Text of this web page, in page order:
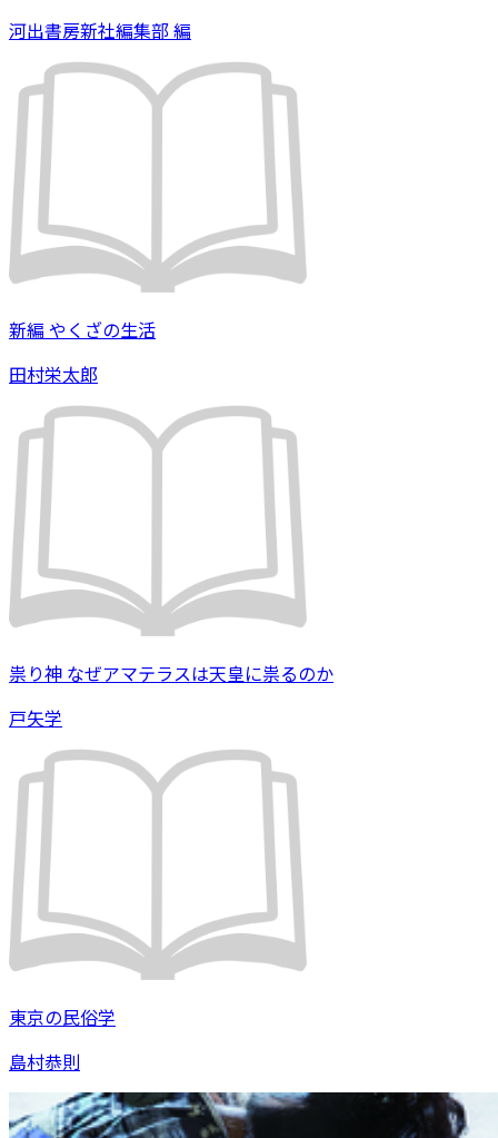
河出書房新社編集部 編
新編 やくざの生活
田村栄太郎
祟り神 なぜアマテラスは天皇に祟るのか
戸矢学
東京の民俗学
島村恭則